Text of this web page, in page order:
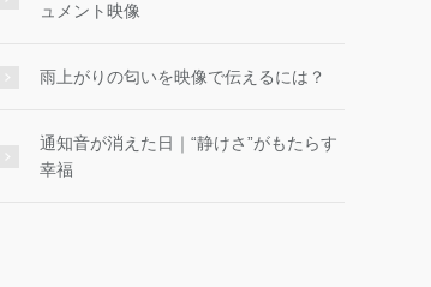
ュメント映像
雨上がりの匂いを映像で伝えるには？
通知音が消えた日｜“静けさ”がもたらす
幸福